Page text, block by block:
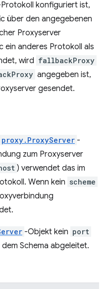
Protokoll konfiguriert ist,
über den angegebenen
Proxyserver
ein anderes Protokoll als
wird fallbackProxy
angegeben ist,
gesendet.
proxy.ProxyServer -
zum Proxyserver
) verwendet das im
Wenn kein scheme
-Objekt kein port
Schema abgeleitet.